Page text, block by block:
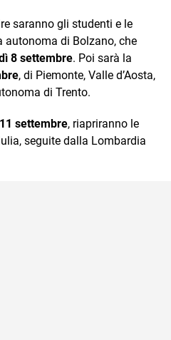
saranno gli studenti e le
autonoma di Bolzano, che
8 settembre. Poi sarà la
, di Piemonte, Valle d’Aosta,
di Trento.
settembre, riapriranno le
seguite dalla Lombardia